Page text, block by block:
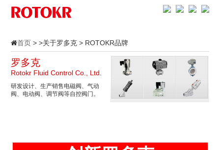
首页 > >关于罗多克 > ROTOKR品牌
罗多克
Rotokr Fluid Control Co., Ltd.
研发设计、生产销售电磁阀、气动
阀、电动阀、调节阀等自控阀门。